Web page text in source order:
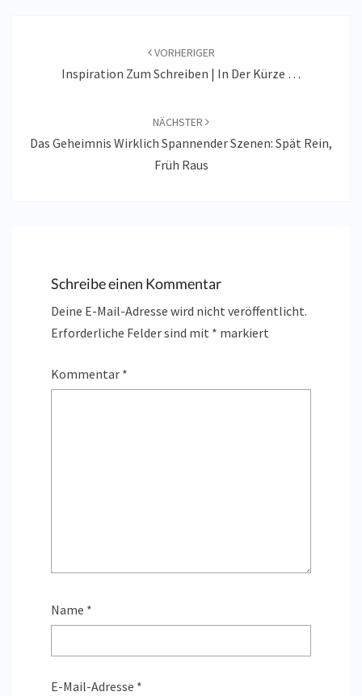
VORHERIGER
Inspiration Zum Schreiben | In Der Kürze …
NÄCHSTER
Das Geheimnis Wirklich Spannender Szenen: Spät Rein,
Früh Raus
Schreibe einen Kommentar
Deine E-Mail-Adresse wird nicht veröffentlicht.
Erforderliche Felder sind mit * markiert
Kommentar *
Name *
E-Mail-Adresse *